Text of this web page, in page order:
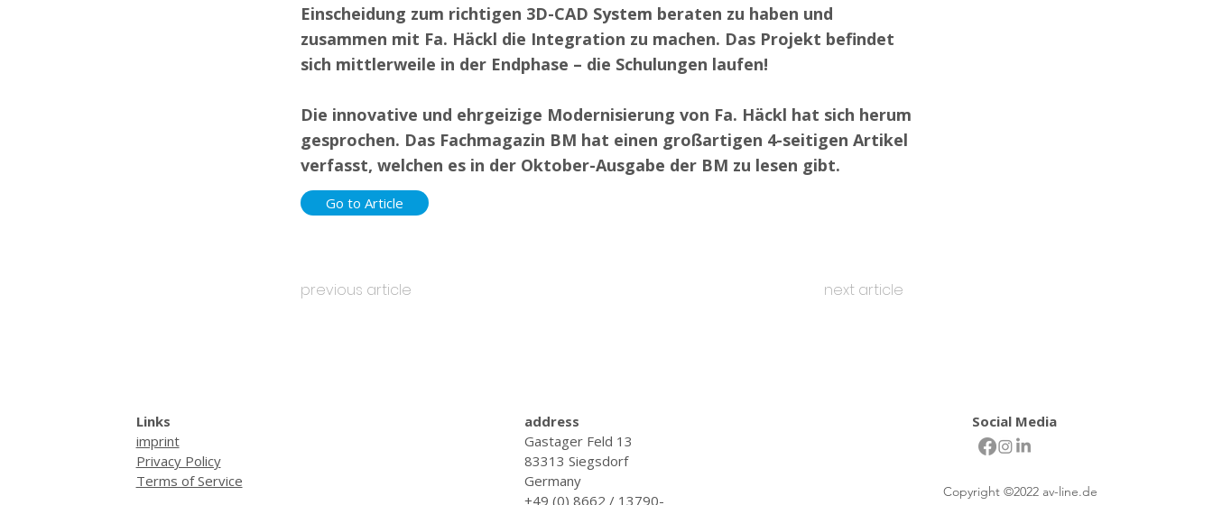
Einscheidung zum richtigen 3D-CAD System beraten zu haben und
zusammen mit Fa. Häckl die Integration zu machen. Das Projekt befindet
sich mittlerweile in der Endphase – die Schulungen laufen!
Die innovative und ehrgeizige Modernisierung von Fa. Häckl hat sich herum
gesprochen. Das Fachmagazin BM hat einen großartigen 4-seitigen Artikel
verfasst, welchen es in der Oktober-Ausgabe der BM zu lesen gibt.
Go to Article
previous article next article
Links
imprint
Privacy Policy
Terms of Service
address
Gastager Feld 13
83313 Siegsdorf
Germany
+49 (0) 8662 / 13790-
Social Media
Copyright ©2022 av-line.de